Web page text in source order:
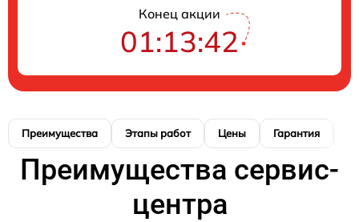
Конец акции
01:13:41
Преимущества Этапы работ Цены Гарантия
Преимущества сервис-
центра